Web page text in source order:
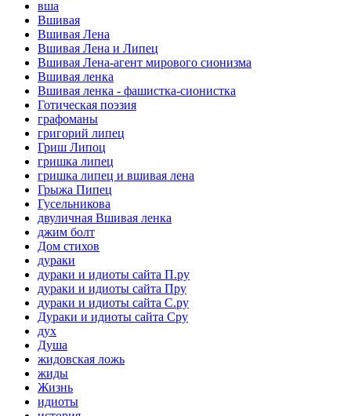
вша
Вшивая
Вшивая Лена
Вшивая Лена и Липец
Вшивая Лена-агент мирового сионизма
Вшивая ленка
Вшивая ленка - фашистка-сионистка
Готическая поэзия
графоманы
григорий липец
Гриш Липоц
гришка липец
гришка липец и вшивая лена
Грыжа Пипец
Гусельникова
двуличная Вшивая ленка
джим болт
Дом стихов
дураки
дураки и идиоты сайта П.ру
дураки и идиоты сайта Пру
дураки и идиоты сайта С.ру
Дураки и идиоты сайта Сру
дух
Душа
жидовская ложь
жиды
Жизнь
идиоты